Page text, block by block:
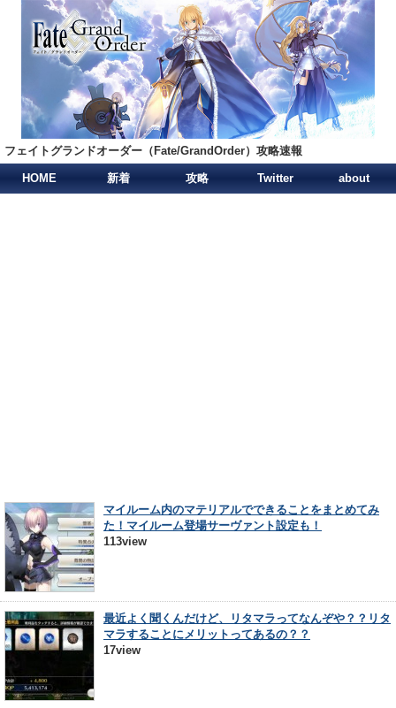
フェイトグランドオーダー（Fate/GrandOrder）攻略速報
HOME 新着 攻略 Twitter about
マイルーム内のマテリアルでできることをまとめてみ
た！マイルーム登場サーヴァント設定も！
113view
最近よく聞くんだけど、リタマラってなんぞや？？リタ
マラすることにメリットってあるの？？
17view